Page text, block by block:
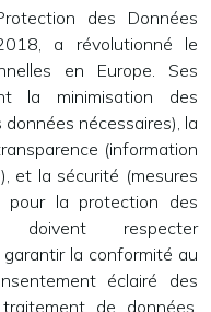
des Données
a révolutionné le
en Europe. Ses
la minimisation des
nécessaires), la
(information
et la sécurité (mesures
pour la protection des
doivent respecter
la conformité au
éclairé des
de données,